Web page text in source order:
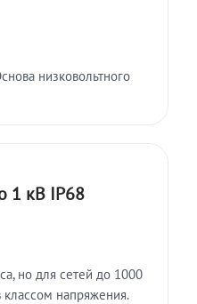
низковольтного
1 кВ IP68
но для сетей до 1000
классом напряжения.